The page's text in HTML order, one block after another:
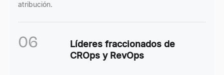
atribución.
06
Líderes fraccionados de
CROps y RevOps